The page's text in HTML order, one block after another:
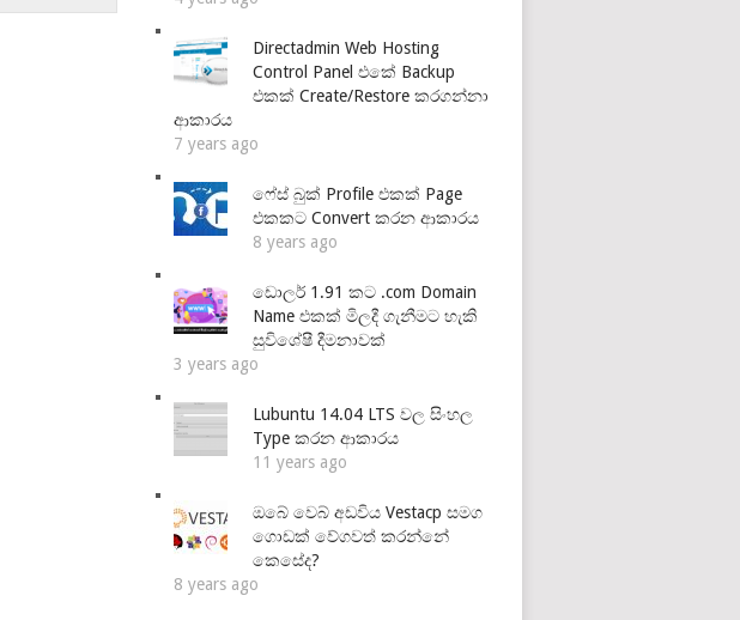
Directadmin Web Hosting
Control Panel එකේ Backup
එකක් Create/Restore කරගන්නා
ආකාරය
7 years ago
ෆේස් බුක් Profile එකක් Page
එකකට Convert කරන ආකාරය
8 years ago
ඩොලර් 1.91 කට .com Domain
Name එකක් මිලදී ගැනීමට හැකි
සුවිශේෂී දීමනාවක්
3 years ago
Lubuntu 14.04 LTS වල සිංහල
Type කරන ආකාරය
11 years ago
ඔබේ වෙබ් අඩවිය Vestacp සමග
ගොඩක් වේගවත් කරන්නේ
කෙසේද?
8 years ago